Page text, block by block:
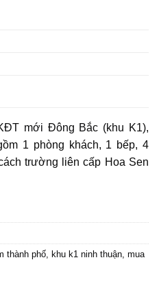
mới Đông Bắc (khu K1),
1 phòng khách, 1 bếp, 4
trường liên cấp Hoa Sen
thành phố khu k1 ninh thuận mua